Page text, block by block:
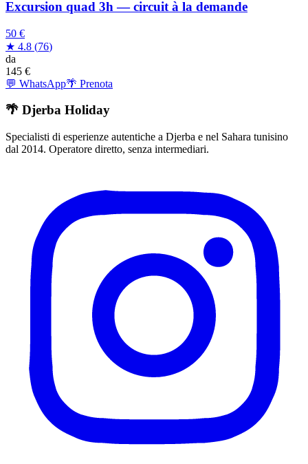
Excursion quad 3h — circuit à la demande
50 €
★ 4.8 (76)
da
145 €
💬 WhatsApp🌴 Prenota
🌴 Djerba Holiday
Specialisti di esperienze autentiche a Djerba e nel Sahara tunisino
dal 2014. Operatore diretto, senza intermediari.